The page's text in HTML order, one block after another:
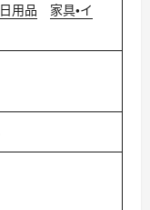
日用品
家具・イ